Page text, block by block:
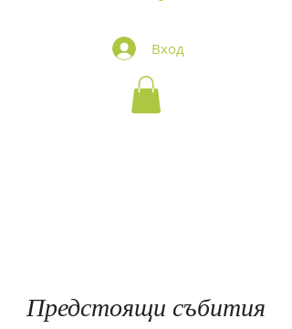
Вход
Предстоящи събития